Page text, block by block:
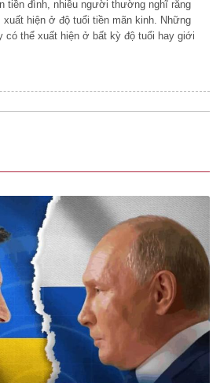
tiền đình, nhiều người thường nghĩ rằng
hiện ở độ tuổi tiền mãn kinh. Những
có thể xuất hiện ở bất kỳ độ tuổi hay giới